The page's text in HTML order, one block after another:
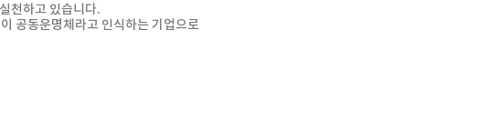
천하고 있습니다.
공동운명체라고 인식하는 기업으로